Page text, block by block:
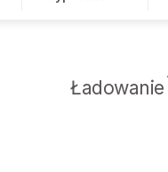
Ładowanie